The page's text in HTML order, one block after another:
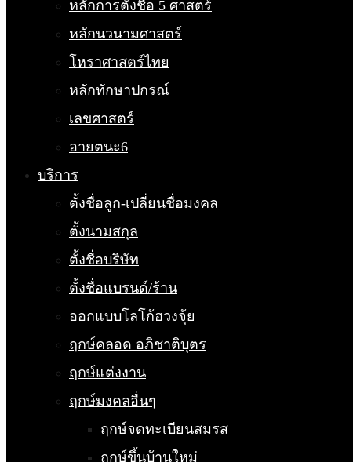
หลักการตั้งชื่อ 5 ศาสตร์
หลักนวนามศาสตร์
โหราศาสตร์ไทย
หลักทักษาปกรณ์
เลขศาสตร์
อายตนะ6
บริการ
ตั้งชื่อลูก-เปลี่ยนชื่อมงคล
ตั้งนามสกุล
ตั้งชื่อบริษัท
ตั้งชื่อแบรนด์/ร้าน
ออกแบบโลโก้ฮวงจุ้ย
ฤกษ์คลอด อภิชาติบุตร
ฤกษ์แต่งงาน
ฤกษ์มงคลอื่นๆ
ฤกษ์จดทะเบียนสมรส
ฤกษ์ขึ้นบ้านใหม่